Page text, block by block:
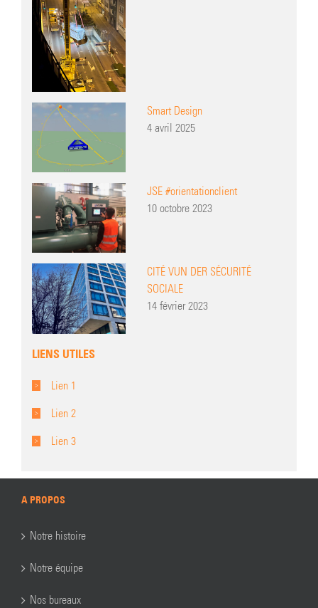
Smart Design
4 avril 2025
JSE #orientationclient
10 octobre 2023
CITÉ VUN DER SÉCURITÉ
SOCIALE
14 février 2023
LIENS UTILES
Lien 1
Lien 2
Lien 3
A PROPOS
Notre histoire
Notre équipe
Nos bureaux